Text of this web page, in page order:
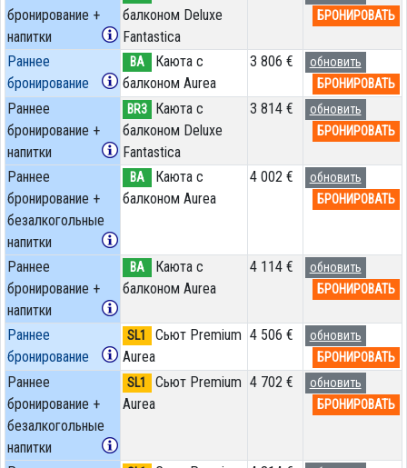
бронирование +
напитки
балконом Deluxe
Fantastica
БРОНИРОВАТЬ
Раннее
бронирование
BA
Каюта с
балконом Aurea
3 806 €
обновить
БРОНИРОВАТЬ
Раннее
бронирование +
напитки
BR3
Каюта с
балконом Deluxe
Fantastica
3 814 €
обновить
БРОНИРОВАТЬ
Раннее
бронирование +
безалкогольные
напитки
BA
Каюта с
балконом Aurea
4 002 €
обновить
БРОНИРОВАТЬ
Раннее
бронирование +
напитки
BA
Каюта с
балконом Aurea
4 114 €
обновить
БРОНИРОВАТЬ
Раннее
бронирование
SL1
Сьют Premium
Aurea
4 506 €
обновить
БРОНИРОВАТЬ
Раннее
бронирование +
безалкогольные
напитки
SL1
Сьют Premium
Aurea
4 702 €
обновить
БРОНИРОВАТЬ